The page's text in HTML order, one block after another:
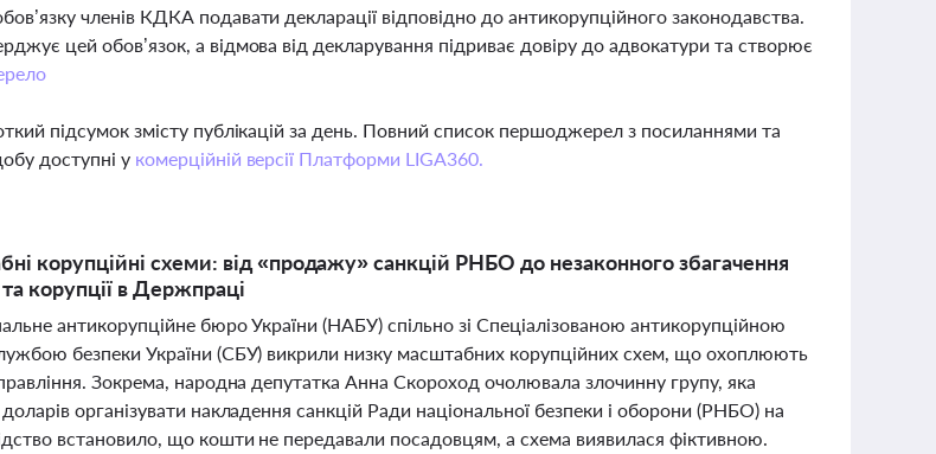
членів КДКА подавати декларації відповідно до антикорупційного законодавства.
цей обов’язок, а відмова від декларування підриває довіру до адвокатури та створює
підсумок змісту публікацій за день. Повний список першоджерел з посиланнями та
доступні у комерційній версії Платформи LIGA360.
корупційні схеми: від «продажу» санкцій РНБО до незаконного збагачення
корупції в Держпраці
антикорупційне бюро України (НАБУ) спільно зі Спеціалізованою антикорупційною
безпеки України (СБУ) викрили низку масштабних корупційних схем, що охоплюють
Зокрема, народна депутатка Анна Скороход очолювала злочинну групу, яка
організувати накладення санкцій Ради національної безпеки і оборони (РНБО) на
встановило, що кошти не передавали посадовцям, а схема виявилася фіктивною.